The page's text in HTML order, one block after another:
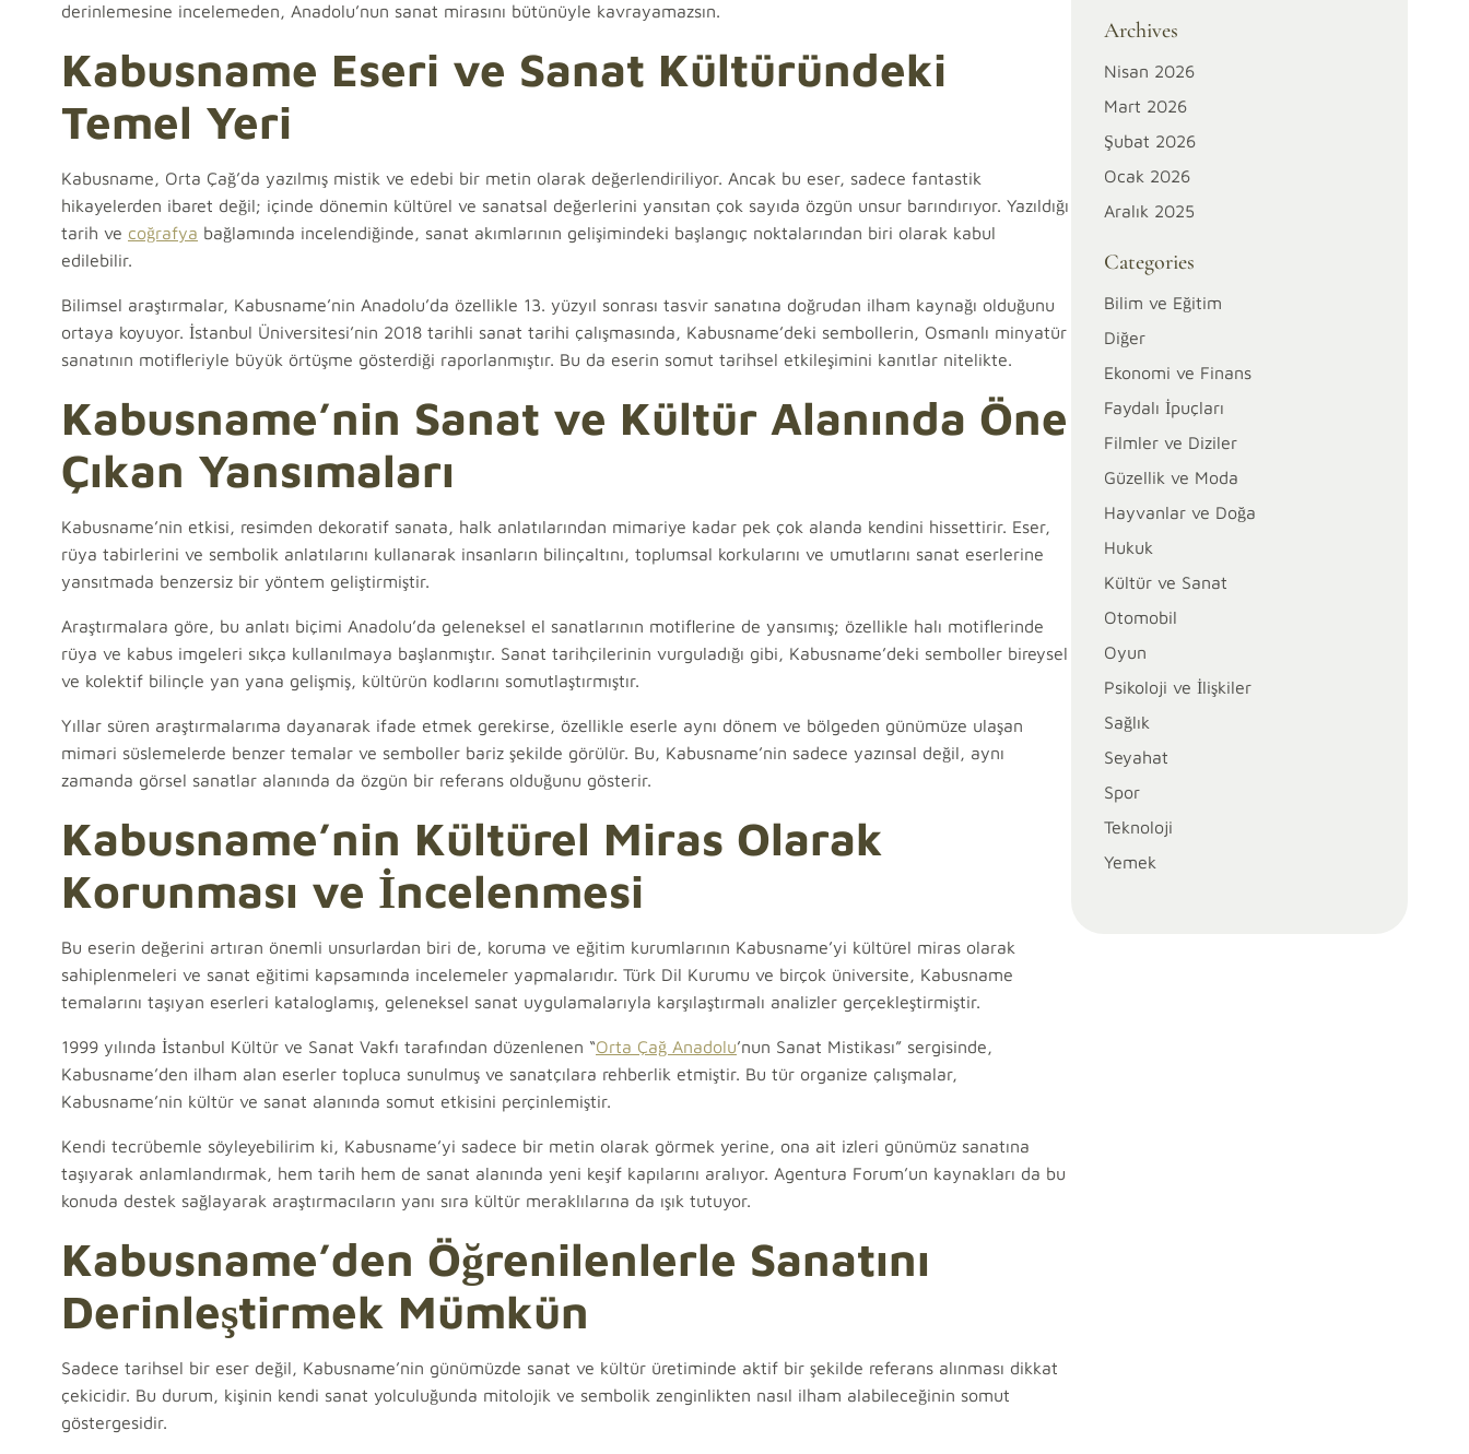
derinlemesine incelemeden, Anadolu’nun sanat mirasını bütünüyle kavrayamazsın.
Kabusname Eseri ve Sanat Kültüründeki
Temel Yeri
Kabusname, Orta Çağ’da yazılmış mistik ve edebi bir metin olarak değerlendiriliyor. Ancak bu eser, sadece fantastik
hikayelerden ibaret değil; içinde dönemin kültürel ve sanatsal değerlerini yansıtan çok sayıda özgün unsur barındırıyor. Yazıldığı
tarih ve coğrafya bağlamında incelendiğinde, sanat akımlarının gelişimindeki başlangıç noktalarından biri olarak kabul
edilebilir.
Bilimsel araştırmalar, Kabusname’nin Anadolu’da özellikle 13. yüzyıl sonrası tasvir sanatına doğrudan ilham kaynağı olduğunu
ortaya koyuyor. İstanbul Üniversitesi’nin 2018 tarihli sanat tarihi çalışmasında, Kabusname’deki sembollerin, Osmanlı minyatür
sanatının motifleriyle büyük örtüşme gösterdiği raporlanmıştır. Bu da eserin somut tarihsel etkileşimini kanıtlar nitelikte.
Kabusname’nin Sanat ve Kültür Alanında Öne
Çıkan Yansımaları
Kabusname’nin etkisi, resimden dekoratif sanata, halk anlatılarından mimariye kadar pek çok alanda kendini hissettirir. Eser,
rüya tabirlerini ve sembolik anlatılarını kullanarak insanların bilinçaltını, toplumsal korkularını ve umutlarını sanat eserlerine
yansıtmada benzersiz bir yöntem geliştirmiştir.
Araştırmalara göre, bu anlatı biçimi Anadolu’da geleneksel el sanatlarının motiflerine de yansımış; özellikle halı motiflerinde
rüya ve kabus imgeleri sıkça kullanılmaya başlanmıştır. Sanat tarihçilerinin vurguladığı gibi, Kabusname’deki semboller bireysel
ve kolektif bilinçle yan yana gelişmiş, kültürün kodlarını somutlaştırmıştır.
Yıllar süren araştırmalarıma dayanarak ifade etmek gerekirse, özellikle eserle aynı dönem ve bölgeden günümüze ulaşan
mimari süslemelerde benzer temalar ve semboller bariz şekilde görülür. Bu, Kabusname’nin sadece yazınsal değil, aynı
zamanda görsel sanatlar alanında da özgün bir referans olduğunu gösterir.
Kabusname’nin Kültürel Miras Olarak
Korunması ve İncelenmesi
Bu eserin değerini artıran önemli unsurlardan biri de, koruma ve eğitim kurumlarının Kabusname’yi kültürel miras olarak
sahiplenmeleri ve sanat eğitimi kapsamında incelemeler yapmalarıdır. Türk Dil Kurumu ve birçok üniversite, Kabusname
temalarını taşıyan eserleri kataloglamış, geleneksel sanat uygulamalarıyla karşılaştırmalı analizler gerçekleştirmiştir.
1999 yılında İstanbul Kültür ve Sanat Vakfı tarafından düzenlenen “Orta Çağ Anadolu’nun Sanat Mistikası” sergisinde,
Kabusname’den ilham alan eserler topluca sunulmuş ve sanatçılara rehberlik etmiştir. Bu tür organize çalışmalar,
Kabusname’nin kültür ve sanat alanında somut etkisini perçinlemiştir.
Kendi tecrübemle söyleyebilirim ki, Kabusname’yi sadece bir metin olarak görmek yerine, ona ait izleri günümüz sanatına
taşıyarak anlamlandırmak, hem tarih hem de sanat alanında yeni keşif kapılarını aralıyor. Agentura Forum’un kaynakları da bu
konuda destek sağlayarak araştırmacıların yanı sıra kültür meraklılarına da ışık tutuyor.
Kabusname’den Öğrenilenlerle Sanatını
Derinleştirmek Mümkün
Sadece tarihsel bir eser değil, Kabusname’nin günümüzde sanat ve kültür üretiminde aktif bir şekilde referans alınması dikkat
çekicidir. Bu durum, kişinin kendi sanat yolculuğunda mitolojik ve sembolik zenginlikten nasıl ilham alabileceğinin somut
göstergesidir.
Archives
Nisan 2026
Mart 2026
Şubat 2026
Ocak 2026
Aralık 2025
Categories
Bilim ve Eğitim
Diğer
Ekonomi ve Finans
Faydalı İpuçları
Filmler ve Diziler
Güzellik ve Moda
Hayvanlar ve Doğa
Hukuk
Kültür ve Sanat
Otomobil
Oyun
Psikoloji ve İlişkiler
Sağlık
Seyahat
Spor
Teknoloji
Yemek